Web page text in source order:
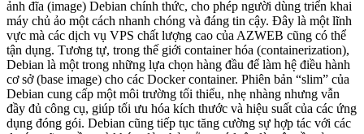
ảnh đĩa (image) Debian chính thức, cho phép người dùng triển khai
máy chủ ảo một cách nhanh chóng và đáng tin cậy. Đây là một lĩnh
vực mà các dịch vụ VPS chất lượng cao của AZWEB cũng có thể
tận dụng. Tương tự, trong thế giới container hóa (containerization),
Debian là một trong những lựa chọn hàng đầu để làm hệ điều hành
cơ sở (base image) cho các Docker container. Phiên bản “slim” của
Debian cung cấp một môi trường tối thiểu, nhẹ nhàng nhưng vẫn
đầy đủ công cụ, giúp tối ưu hóa kích thước và hiệu suất của các ứng
dụng đóng gói. Debian cũng tiếp tục tăng cường sự hợp tác với các